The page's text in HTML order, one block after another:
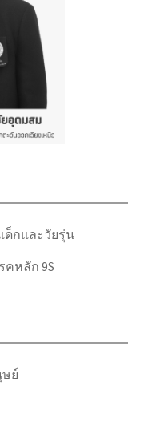
ด็กและวัยรุ่น
คหลัก 9S
ย์